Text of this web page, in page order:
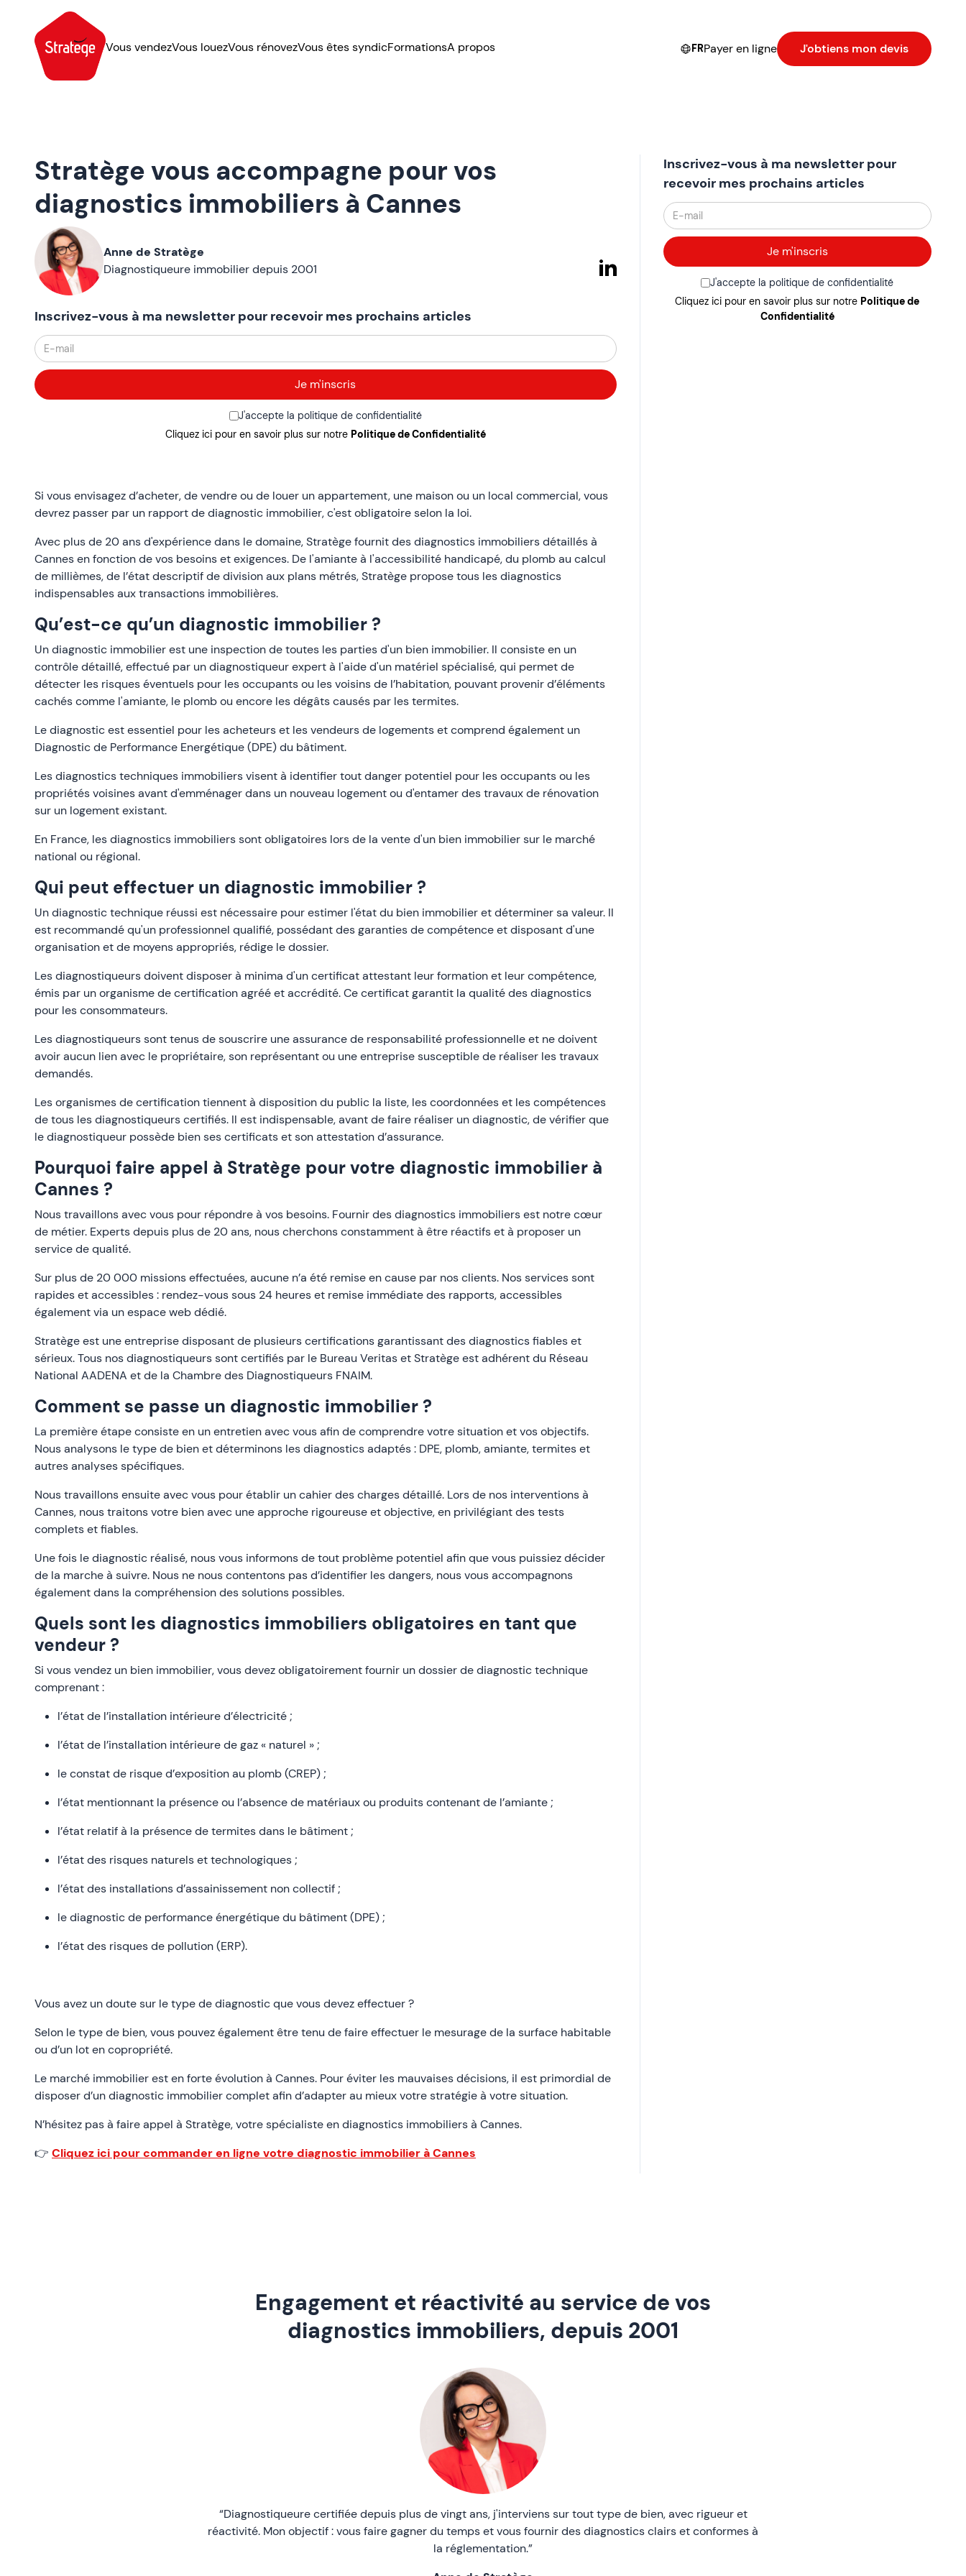
Vous vendezVous louezVous rénovezVous êtes syndicFormationsA propos FRPayer en ligne J'obtiens mon devis
Stratège vous accompagne pour vos
diagnostics immobiliers à Cannes
Anne de Stratège
Diagnostiqueure immobilier depuis 2001
Inscrivez-vous à ma newsletter pour recevoir mes prochains articles
J'accepte la politique de confidentialité
Cliquez ici pour en savoir plus sur notre Politique de Confidentialité
Si vous envisagez d’acheter, de vendre ou de louer un appartement, une maison ou un local commercial, vous
devrez passer par un rapport de diagnostic immobilier, c'est obligatoire selon la loi.
Avec plus de 20 ans d'expérience dans le domaine, Stratège fournit des diagnostics immobiliers détaillés à
Cannes en fonction de vos besoins et exigences. De l'amiante à l'accessibilité handicapé, du plomb au calcul
de millièmes, de l’état descriptif de division aux plans métrés, Stratège propose tous les diagnostics
indispensables aux transactions immobilières.
Qu’est-ce qu’un diagnostic immobilier ?
Un diagnostic immobilier est une inspection de toutes les parties d'un bien immobilier. Il consiste en un
contrôle détaillé, effectué par un diagnostiqueur expert à l'aide d'un matériel spécialisé, qui permet de
détecter les risques éventuels pour les occupants ou les voisins de l’habitation, pouvant provenir d’éléments
cachés comme l'amiante, le plomb ou encore les dégâts causés par les termites.
Le diagnostic est essentiel pour les acheteurs et les vendeurs de logements et comprend également un
Diagnostic de Performance Energétique (DPE) du bâtiment.
Les diagnostics techniques immobiliers visent à identifier tout danger potentiel pour les occupants ou les
propriétés voisines avant d'emménager dans un nouveau logement ou d'entamer des travaux de rénovation
sur un logement existant.
En France, les diagnostics immobiliers sont obligatoires lors de la vente d'un bien immobilier sur le marché
national ou régional.
Qui peut effectuer un diagnostic immobilier ?
Un diagnostic technique réussi est nécessaire pour estimer l'état du bien immobilier et déterminer sa valeur. Il
est recommandé qu'un professionnel qualifié, possédant des garanties de compétence et disposant d'une
organisation et de moyens appropriés, rédige le dossier.
Les diagnostiqueurs doivent disposer à minima d'un certificat attestant leur formation et leur compétence,
émis par un organisme de certification agréé et accrédité. Ce certificat garantit la qualité des diagnostics
pour les consommateurs.
Les diagnostiqueurs sont tenus de souscrire une assurance de responsabilité professionnelle et ne doivent
avoir aucun lien avec le propriétaire, son représentant ou une entreprise susceptible de réaliser les travaux
demandés.
Les organismes de certification tiennent à disposition du public la liste, les coordonnées et les compétences
de tous les diagnostiqueurs certifiés. Il est indispensable, avant de faire réaliser un diagnostic, de vérifier que
le diagnostiqueur possède bien ses certificats et son attestation d’assurance.
Pourquoi faire appel à Stratège pour votre diagnostic immobilier à
Cannes ?
Nous travaillons avec vous pour répondre à vos besoins. Fournir des diagnostics immobiliers est notre cœur
de métier. Experts depuis plus de 20 ans, nous cherchons constamment à être réactifs et à proposer un
service de qualité.
Sur plus de 20 000 missions effectuées, aucune n’a été remise en cause par nos clients. Nos services sont
rapides et accessibles : rendez-vous sous 24 heures et remise immédiate des rapports, accessibles
également via un espace web dédié.
Stratège est une entreprise disposant de plusieurs certifications garantissant des diagnostics fiables et
sérieux. Tous nos diagnostiqueurs sont certifiés par le Bureau Veritas et Stratège est adhérent du Réseau
National AADENA et de la Chambre des Diagnostiqueurs FNAIM.
Comment se passe un diagnostic immobilier ?
La première étape consiste en un entretien avec vous afin de comprendre votre situation et vos objectifs.
Nous analysons le type de bien et déterminons les diagnostics adaptés : DPE, plomb, amiante, termites et
autres analyses spécifiques.
Nous travaillons ensuite avec vous pour établir un cahier des charges détaillé. Lors de nos interventions à
Cannes, nous traitons votre bien avec une approche rigoureuse et objective, en privilégiant des tests
complets et fiables.
Une fois le diagnostic réalisé, nous vous informons de tout problème potentiel afin que vous puissiez décider
de la marche à suivre. Nous ne nous contentons pas d’identifier les dangers, nous vous accompagnons
également dans la compréhension des solutions possibles.
Quels sont les diagnostics immobiliers obligatoires en tant que
vendeur ?
Si vous vendez un bien immobilier, vous devez obligatoirement fournir un dossier de diagnostic technique
comprenant :
l’état de l’installation intérieure d’électricité ;
l’état de l’installation intérieure de gaz « naturel » ;
le constat de risque d’exposition au plomb (CREP) ;
l’état mentionnant la présence ou l’absence de matériaux ou produits contenant de l’amiante ;
l’état relatif à la présence de termites dans le bâtiment ;
l’état des risques naturels et technologiques ;
l’état des installations d’assainissement non collectif ;
le diagnostic de performance énergétique du bâtiment (DPE) ;
l’état des risques de pollution (ERP).
Vous avez un doute sur le type de diagnostic que vous devez effectuer ?
Selon le type de bien, vous pouvez également être tenu de faire effectuer le mesurage de la surface habitable
ou d’un lot en copropriété.
Le marché immobilier est en forte évolution à Cannes. Pour éviter les mauvaises décisions, il est primordial de
disposer d’un diagnostic immobilier complet afin d’adapter au mieux votre stratégie à votre situation.
N’hésitez pas à faire appel à Stratège, votre spécialiste en diagnostics immobiliers à Cannes.
👉 Cliquez ici pour commander en ligne votre diagnostic immobilier à Cannes
Inscrivez-vous à ma newsletter pour
recevoir mes prochains articles
J'accepte la politique de confidentialité
Cliquez ici pour en savoir plus sur notre Politique de
Confidentialité
Engagement et réactivité au service de vos
diagnostics immobiliers, depuis 2001
“Diagnostiqueure certifiée depuis plus de vingt ans, j'interviens sur tout type de bien, avec rigueur et
réactivité. Mon objectif : vous faire gagner du temps et vous fournir des diagnostics clairs et conformes à
la réglementation.”